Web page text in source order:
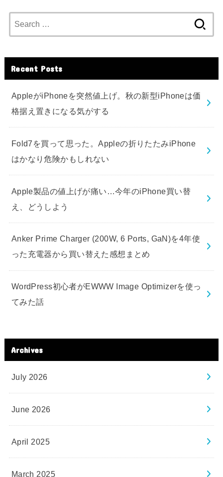
for:
Recent Posts
AppleがiPhoneを突然値上げ。秋の新型iPhoneは価
格据え置きになる気がする
Fold7を買って思った。Appleの折りたたみiPhone
はかなり危険かもしれない
Apple製品の値上げが痛い…今年のiPhone買い替
え、どうしよう
Anker Prime Charger (200W, 6 Ports, GaN)を4年使
った充電器から買い替えた感想まとめ
WordPress初心者がEWWW Image Optimizerを使っ
てみた話
Archives
July 2026
June 2026
April 2025
March 2025